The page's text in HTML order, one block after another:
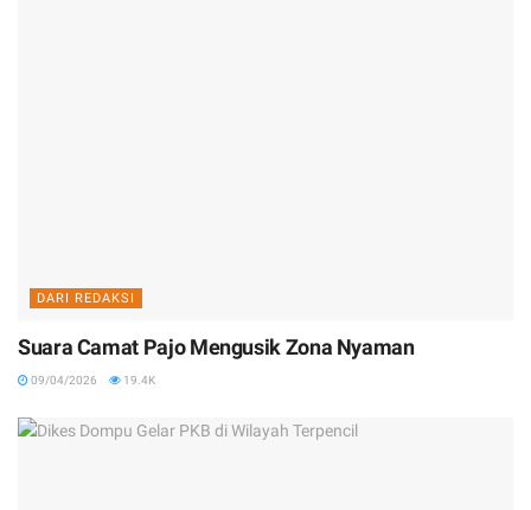
DARI REDAKSI
Suara Camat Pajo Mengusik Zona Nyaman
09/04/2026 19.4K